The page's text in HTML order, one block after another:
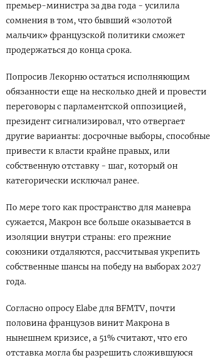
премьер-министра за два года - усилила
сомнения в том, что бывший «золотой
мальчик» французской политики сможет
продержаться до конца срока.
Попросив Лекорню остаться исполняющим
обязанности еще на несколько дней и провести
переговоры с парламентской оппозицией,
президент сигнализировал, что отвергает
другие варианты: досрочные выборы, способные
привести к власти крайне правых, или
собственную отставку - шаг, который он
категорически исключал ранее.
По мере того как пространство для маневра
сужается, Макрон все больше оказывается в
изоляции внутри страны: его прежние
союзники отдаляются, рассчитывая укрепить
собственные шансы на победу на выборах 2027
года.
Согласно опросу Elabe для BFMTV, почти
половина французов винит Макрона в
нынешнем кризисе, а 51% считают, что его
отставка могла бы разрешить сложившуюся